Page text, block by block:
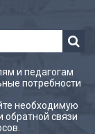
и педагогам
потребности
необходимую
связи